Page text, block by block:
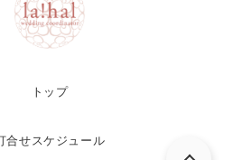
トップ
合せスケジュール